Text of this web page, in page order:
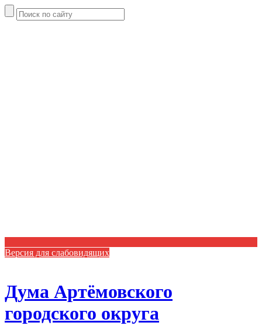
Версия для слабовидящих
Дума Артёмовского
городского округа